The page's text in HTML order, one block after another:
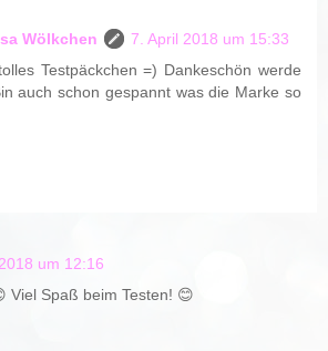
Wölkchen
7. April 2018 um 15:33
Testpäckchen =) Dankeschön werde
auch schon gespannt was die Marke so
um 12:16
Viel Spaß beim Testen! 😊